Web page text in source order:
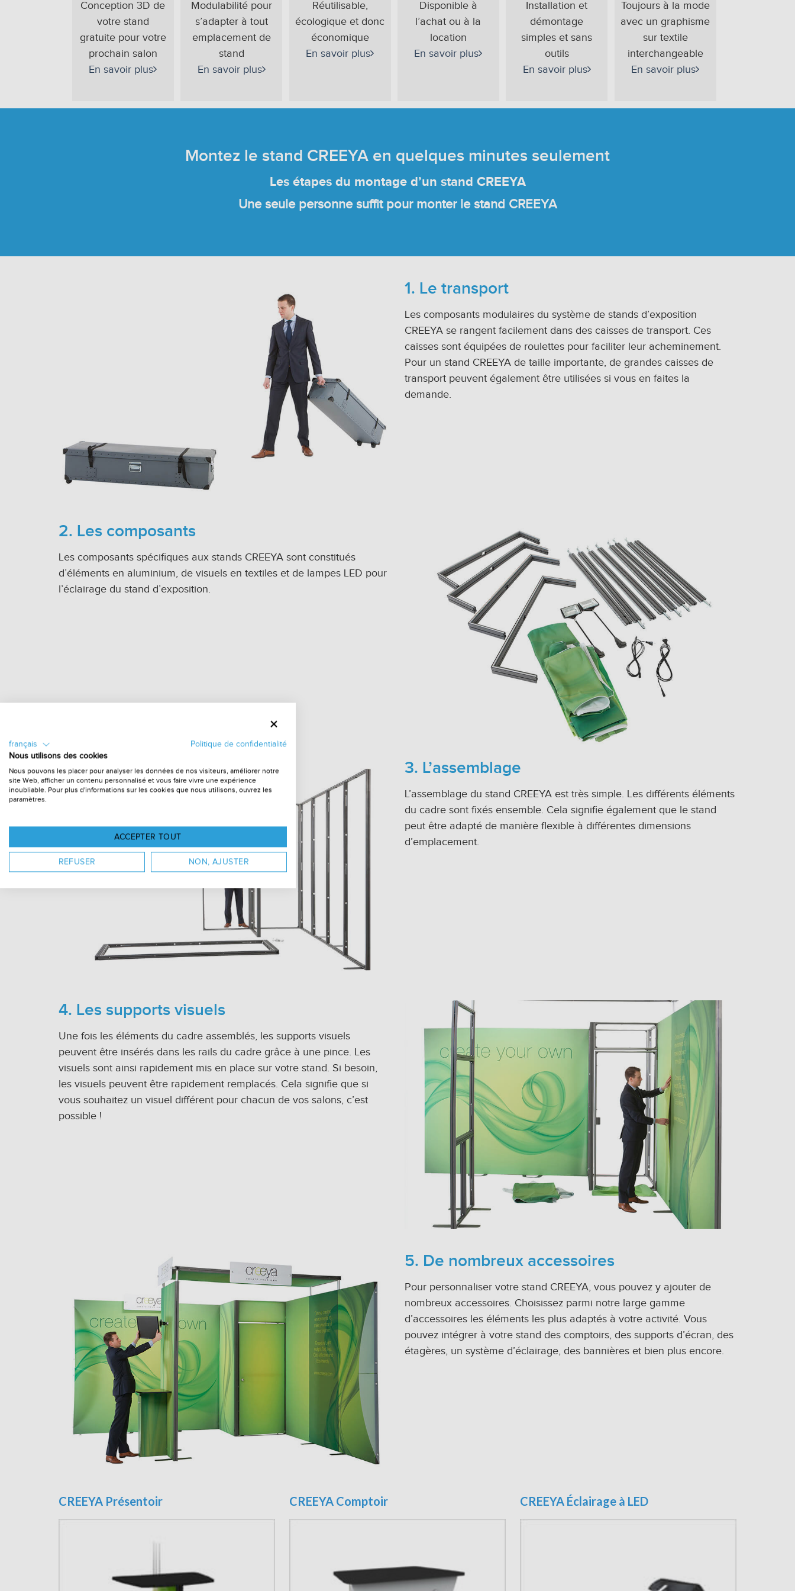
Conception 3D de
votre stand
gratuite pour votre
prochain salon
En savoir plus
Modulabilité pour
s’adapter à tout
emplacement de
stand
En savoir plus
Réutilisable,
écologique et donc
économique
En savoir plus
Disponible à
l’achat ou à la
location
En savoir plus
Installation et
démontage
simples et sans
outils
En savoir plus
Toujours à la mode
avec un graphisme
sur textile
interchangeable
En savoir plus
Montez le stand CREEYA en quelques minutes seulement
Les étapes du montage d’un stand CREEYA
Une seule personne suffit pour monter le stand CREEYA
1. Le transport
Les composants modulaires du système de stands d’exposition
CREEYA se rangent facilement dans des caisses de transport. Ces
caisses sont équipées de roulettes pour faciliter leur acheminement.
Pour un stand CREEYA de taille importante, de grandes caisses de
transport peuvent également être utilisées si vous en faites la
demande.
2. Les composants
Les composants spécifiques aux stands CREEYA sont constitués
d’éléments en aluminium, de visuels en textiles et de lampes LED pour
l’éclairage du stand d’exposition.
3. L’assemblage
L’assemblage du stand CREEYA est très simple. Les différents éléments
du cadre sont fixés ensemble. Cela signifie également que le stand
peut être adapté de manière flexible à différentes dimensions
d’emplacement.
4. Les supports visuels
Une fois les éléments du cadre assemblés, les supports visuels
peuvent être insérés dans les rails du cadre grâce à une pince. Les
visuels sont ainsi rapidement mis en place sur votre stand. Si besoin,
les visuels peuvent être rapidement remplacés. Cela signifie que si
vous souhaitez un visuel différent pour chacun de vos salons, c’est
possible !
5. De nombreux accessoires
Pour personnaliser votre stand CREEYA, vous pouvez y ajouter de
nombreux accessoires. Choisissez parmi notre large gamme
d’accessoires les éléments les plus adaptés à votre activité. Vous
pouvez intégrer à votre stand des comptoirs, des supports d’écran, des
étagères, un système d’éclairage, des bannières et bien plus encore.
CREEYA Présentoir CREEYA Comptoir CREEYA Éclairage à LED
français
Politique de confidentialité
Nous utilisons des cookies
Nous pouvons les placer pour analyser les données de nos visiteurs, améliorer notre
site Web, afficher un contenu personnalisé et vous faire vivre une expérience
inoubliable. Pour plus d'informations sur les cookies que nous utilisons, ouvrez les
paramètres.
ACCEPTER TOUT
REFUSER NON, AJUSTER